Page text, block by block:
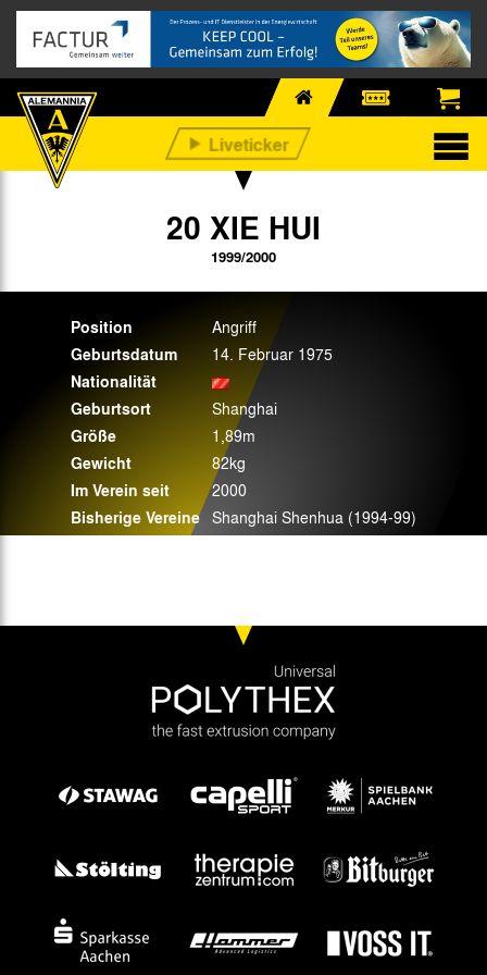
20 XIE HUI
1999/2000
Position Angriff
Geburtsdatum 14. Februar 1975
Nationalität
Geburtsort
Shanghai
Größe 1,89m
Gewicht 82kg
Im Verein seit 2000
Bisherige Vereine Shanghai Shenhua (1994-99)